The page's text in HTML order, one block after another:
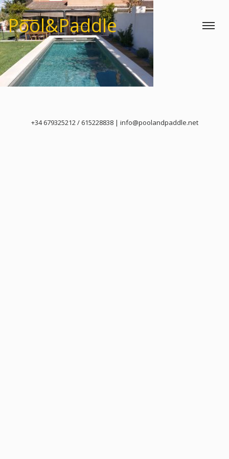
Po͞ol&Paddle
+34 679325212 / 615228838 | info@poolandpaddle.net